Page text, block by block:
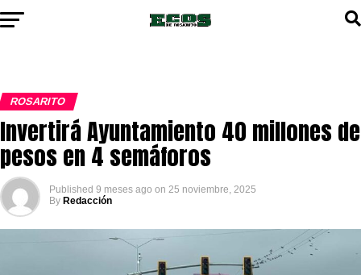
ROSARITO
Invertirá Ayuntamiento 40 millones de
pesos en 4 semáforos
Published 9 meses ago on 25 noviembre, 2025
By Redacción